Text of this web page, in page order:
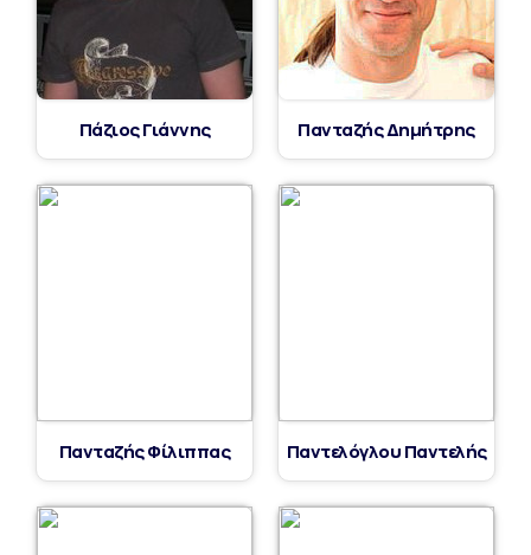
Πάζιος Γιάννης Πανταζής Δημήτρης
Πανταζής Φίλιππας Παντελόγλου Παντελής